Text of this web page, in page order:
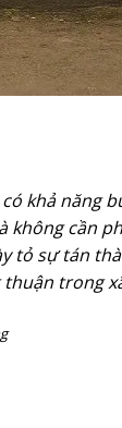
khả năng
không cần
tỏ sự tán
trong